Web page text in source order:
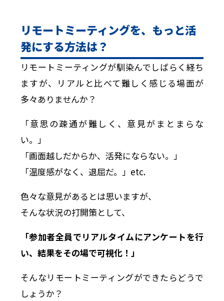
リモートミーティングを、もっと活
発にする方法は？
リモートミーティングが馴染んでしばらく経ち
ますが、リアルと比べて難しく感じる場面が
多々ありませんか？
「意思の疎通が難しく、意見がまとまらな
い。」
「画面越しだからか、活発にならない。」
「温度感がなく、退屈だ。」 etc.
色々な意見があるとは思いますが、
そんな状況の打開策として、
「参加者全員でリアルタイムにアンケートを行
い、結果をその場で可視化！」
そんなリモートミーティングができたらどうで
しょうか？